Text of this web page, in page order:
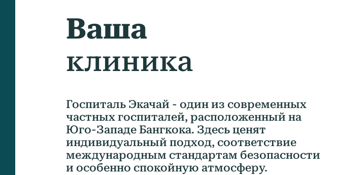
Ваша
клиника
Госпиталь Экачай - один из современных
частных госпиталей, расположенный на
Юго-Западе Бангкока. Здесь ценят
индивидуальный подход, соответствие
международным стандартам безопасности
и особенно спокойную атмосферу.